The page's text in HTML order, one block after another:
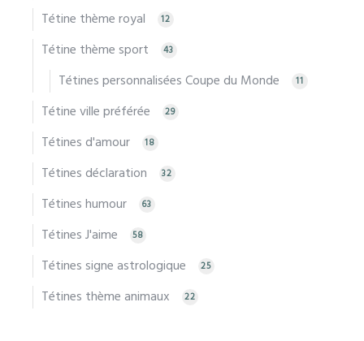
Tétine thème royal 12
Tétine thème sport 43
Tétines personnalisées Coupe du Monde 11
Tétine ville préférée 29
Tétines d'amour 18
Tétines déclaration 32
Tétines humour 63
Tétines J'aime 58
Tétines signe astrologique 25
Tétines thème animaux 22